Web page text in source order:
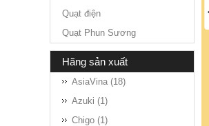
Quạt điện
Quạt Phun Sương
hãng sản xuất
AsiaVina (18)
Azuki (1)
Chigo (1)